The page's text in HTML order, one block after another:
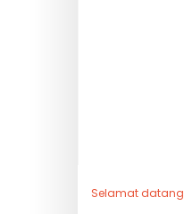
Selamat datang